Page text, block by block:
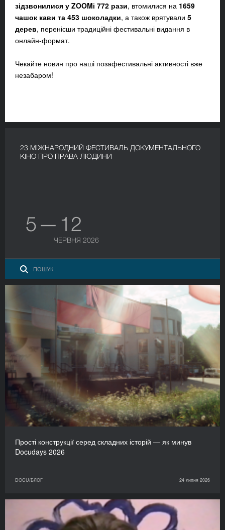
зідзвонилися у ZOOMі 772 рази, втомилися на 1659
чашок кави та 453 шоколадки, а також врятували 5
дерев, перенісши традиційні фестивальні видання в
онлайн-формат.
Чекайте новин про наші позафестивальні активності вже
незабаром!
23 МІЖНАРОДНИЙ ФЕСТИВАЛЬ ДОКУМЕНТАЛЬНОГО
КІНО ПРО ПРАВА ЛЮДИНИ
5 — 12
ЧЕРВНЯ 2026
Прості конструкції серед складних історій — як минув
Docudays 2026
DOCU/БЛОГ 24 липня 2026